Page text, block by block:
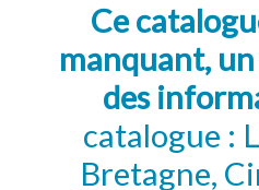
Ce
manquant,
des
catalogue :
Bretagne,